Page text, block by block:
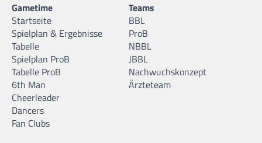
Gametime
Startseite
Spielplan & Ergebnisse
Tabelle
Spielplan ProB
Tabelle ProB
6th Man
Cheerleader
Dancers
Fan Clubs
Teams
BBL
ProB
NBBL
JBBL
Nachwuchskonzept
Ärzteteam